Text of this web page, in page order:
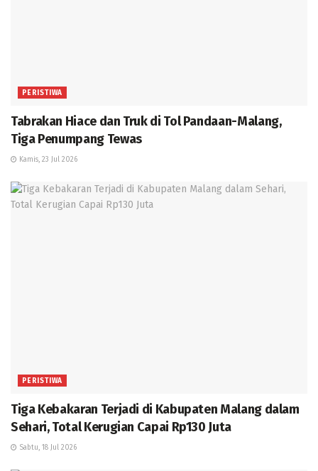
PERISTIWA
Tabrakan Hiace dan Truk di Tol Pandaan-Malang,
Tiga Penumpang Tewas
Kamis, 23 Jul 2026
PERISTIWA
Tiga Kebakaran Terjadi di Kabupaten Malang dalam
Sehari, Total Kerugian Capai Rp130 Juta
Sabtu, 18 Jul 2026